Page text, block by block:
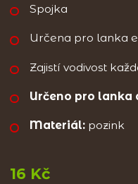
Spojka
Určena pro lanka
Zajistí vodivost
Určeno pro lanka
Materiál: pozink
16 Kč